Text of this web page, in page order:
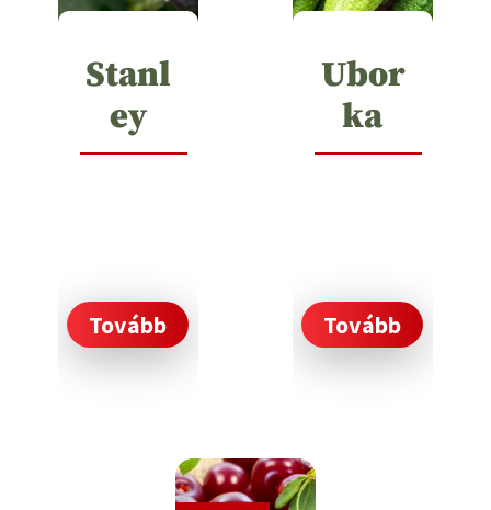
Stanl
ey
Tovább
Ubor
ka
Tovább